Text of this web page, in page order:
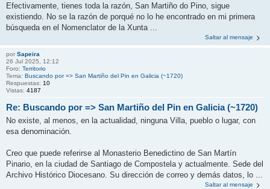
Efectivamente, tienes toda la razón, San Martiño do Pino, sigue
existiendo. No se la razón de porqué no lo he encontrado en mi primera
búsqueda en el Nomenclator de la Xunta ...
Saltar al mensaje
por Sapeira
26 Jul 2025, 12:12
Foro: Territorio
Tema: Buscando por => San Martiño del Pin en Galicia (~1720)
Respuestas: 10
Vistas: 4187
Re: Buscando por => San Martiño del Pin en Galicia (~1720)
No existe, al menos, en la actualidad, ninguna Villa, pueblo o lugar, con
esa denominación.
Creo que puede referirse al Monasterio Benedictino de San Martín
Pinario, en la ciudad de Santiago de Compostela y actualmente. Sede del
Archivo Histórico Diocesano. Su dirección de correo y demás datos, lo ...
Saltar al mensaje